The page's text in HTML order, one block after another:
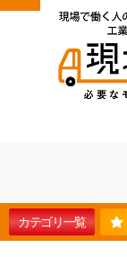
カテゴリ一覧